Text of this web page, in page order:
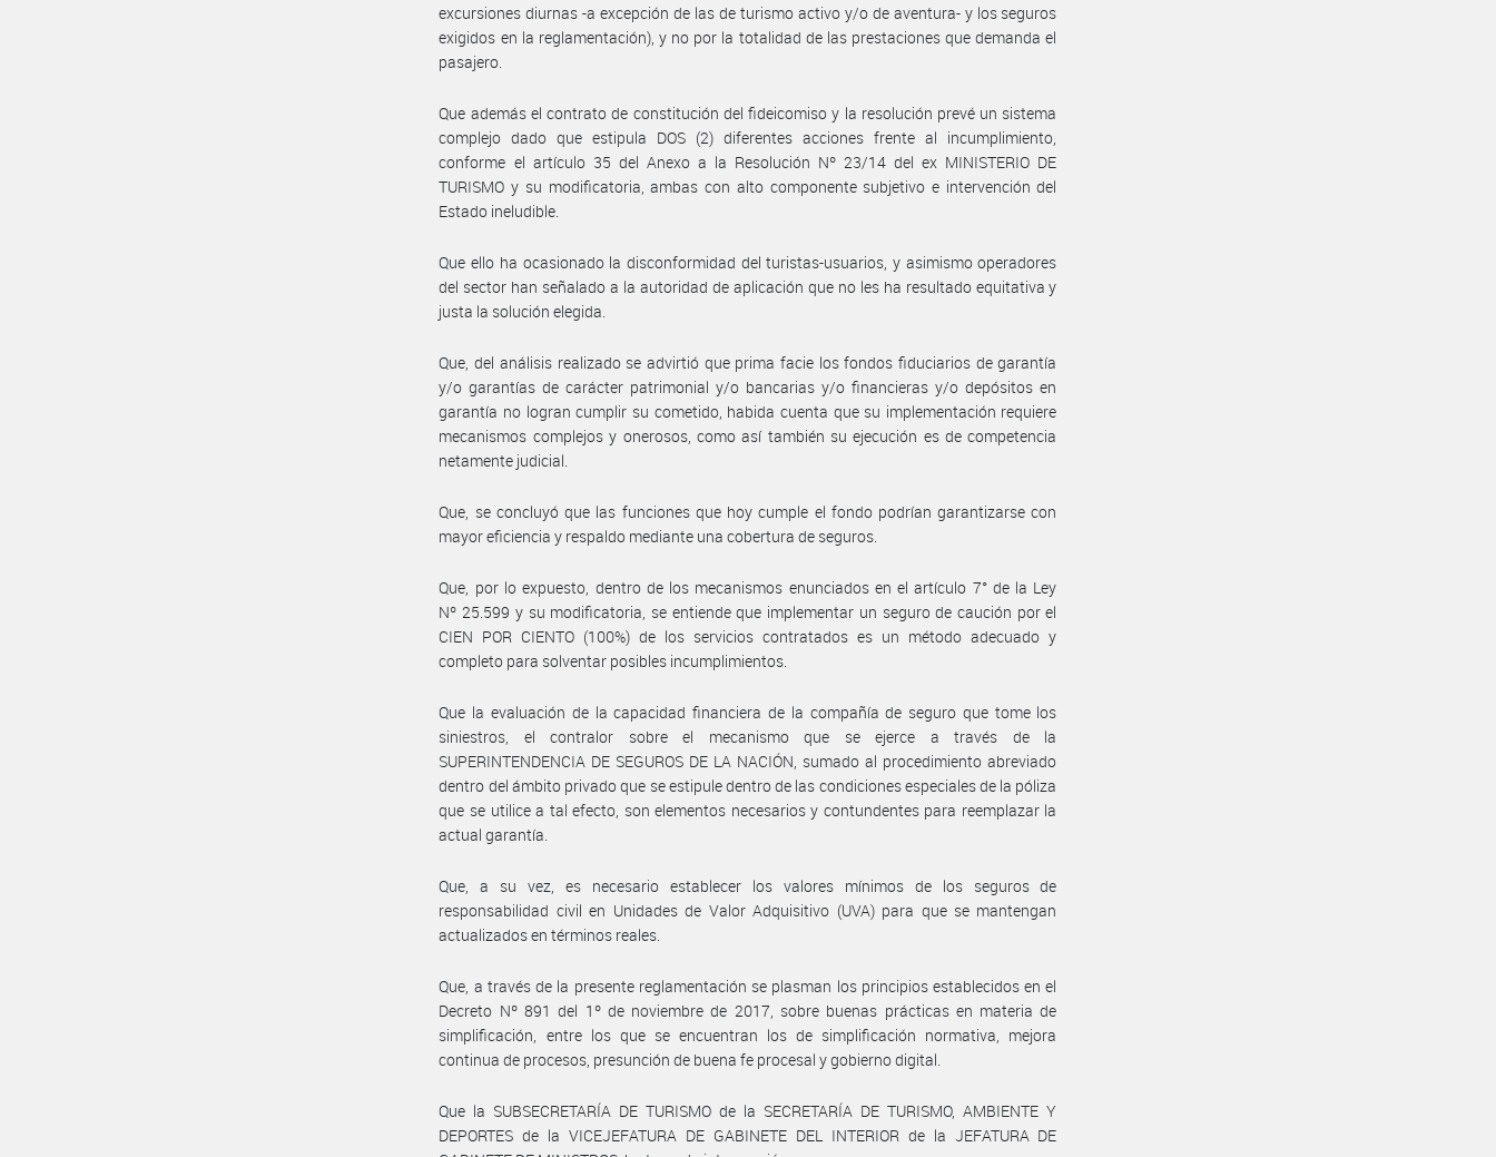
excursiones diurnas -a excepción de las de turismo activo y/o de aventura- y los seguros
exigidos en la reglamentación), y no por la totalidad de las prestaciones que demanda el
pasajero.
Que además el contrato de constitución del fideicomiso y la resolución prevé un sistema
complejo dado que estipula DOS (2) diferentes acciones frente al incumplimiento,
conforme el artículo 35 del Anexo a la Resolución Nº 23/14 del ex MINISTERIO DE
TURISMO y su modificatoria, ambas con alto componente subjetivo e intervención del
Estado ineludible.
Que ello ha ocasionado la disconformidad del turistas-usuarios, y asimismo operadores
del sector han señalado a la autoridad de aplicación que no les ha resultado equitativa y
justa la solución elegida.
Que, del análisis realizado se advirtió que prima facie los fondos fiduciarios de garantía
y/o garantías de carácter patrimonial y/o bancarias y/o financieras y/o depósitos en
garantía no logran cumplir su cometido, habida cuenta que su implementación requiere
mecanismos complejos y onerosos, como así también su ejecución es de competencia
netamente judicial.
Que, se concluyó que las funciones que hoy cumple el fondo podrían garantizarse con
mayor eficiencia y respaldo mediante una cobertura de seguros.
Que, por lo expuesto, dentro de los mecanismos enunciados en el artículo 7° de la Ley
Nº 25.599 y su modificatoria, se entiende que implementar un seguro de caución por el
CIEN POR CIENTO (100%) de los servicios contratados es un método adecuado y
completo para solventar posibles incumplimientos.
Que la evaluación de la capacidad financiera de la compañía de seguro que tome los
siniestros, el contralor sobre el mecanismo que se ejerce a través de la
SUPERINTENDENCIA DE SEGUROS DE LA NACIÓN, sumado al procedimiento abreviado
dentro del ámbito privado que se estipule dentro de las condiciones especiales de la póliza
que se utilice a tal efecto, son elementos necesarios y contundentes para reemplazar la
actual garantía.
Que, a su vez, es necesario establecer los valores mínimos de los seguros de
responsabilidad civil en Unidades de Valor Adquisitivo (UVA) para que se mantengan
actualizados en términos reales.
Que, a través de la presente reglamentación se plasman los principios establecidos en el
Decreto Nº 891 del 1º de noviembre de 2017, sobre buenas prácticas en materia de
simplificación, entre los que se encuentran los de simplificación normativa, mejora
continua de procesos, presunción de buena fe procesal y gobierno digital.
Que la SUBSECRETARÍA DE TURISMO de la SECRETARÍA DE TURISMO, AMBIENTE Y
DEPORTES de la VICEJEFATURA DE GABINETE DEL INTERIOR de la JEFATURA DE